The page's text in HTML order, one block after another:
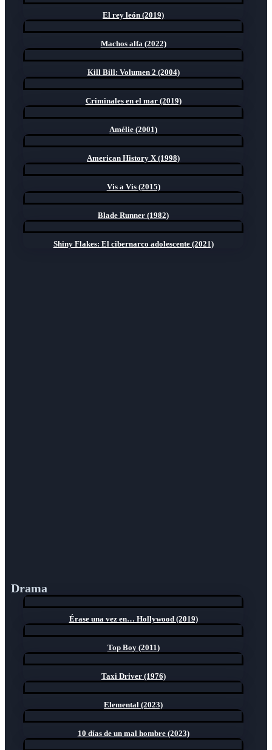
El rey león (2019)
Machos alfa (2022)
Kill Bill: Volumen 2 (2004)
Criminales en el mar (2019)
Amélie (2001)
American History X (1998)
Vis a Vis (2015)
Blade Runner (1982)
Shiny Flakes: El cibernarco adolescente (2021)
Drama
Érase una vez en… Hollywood (2019)
Top Boy (2011)
Taxi Driver (1976)
Elemental (2023)
10 días de un mal hombre (2023)